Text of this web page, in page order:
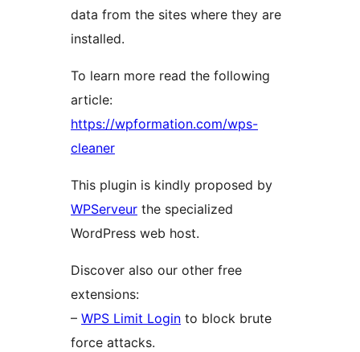
data from the sites where they are
installed.
To learn more read the following
article:
https://wpformation.com/wps-
cleaner
This plugin is kindly proposed by
WPServeur the specialized
WordPress web host.
Discover also our other free
extensions:
– WPS Limit Login to block brute
force attacks.